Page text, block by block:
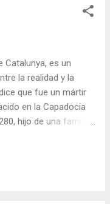
Catalunya, es un
la realidad y la
que fue un mártir
en la Capadocia
hijo de una familia
hechos legendarios
de la princesa de las